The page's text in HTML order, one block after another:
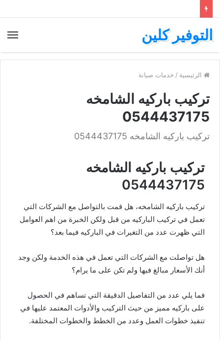
التوفير كلين
الرئيسية / خدمات صيانة
تركيب باركيه الشامخه
0544437175
تركيب باركيه الشامخه 0544437175
تركيب باركيه الشامخه
0544437175
تركيب باركيه الشامخه، هل قمت بالتواصل مع الشركات التي
تعمل في تركيب الباركيه من قبل ولكن الخبرة من اهم العوامل
التي ظهرت عدد من التغيرات في الباركيه فيما بعد؟
هل تواصلت مع الشركات التي تعمل في هذه الخدمة ولكن وجد
أنك الأسعار مبالغ فيها ولم تكن على ما يرام؟
فما يلي عدد من التفاصيل الدقيقة التي تساهم في الحصول
على باركيه مميز من حيث التركيب والأدوات المعتمد عليها في
تنفيذ خطوات العمل وعدد من الخطط والخطوات المختلفة.